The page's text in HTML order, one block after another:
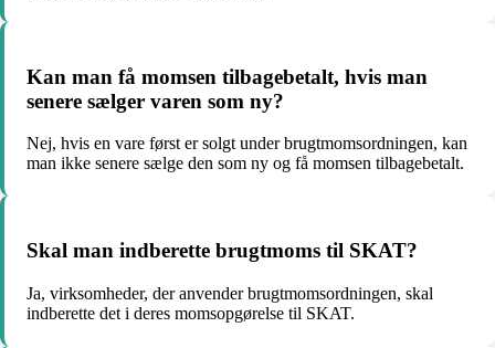
Kan man få momsen tilbagebetalt, hvis man
senere sælger varen som ny?
Nej, hvis en vare først er solgt under brugtmomsordningen, kan
man ikke senere sælge den som ny og få momsen tilbagebetalt.
Skal man indberette brugtmoms til SKAT?
Ja, virksomheder, der anvender brugtmomsordningen, skal
indberette det i deres momsopgørelse til SKAT.